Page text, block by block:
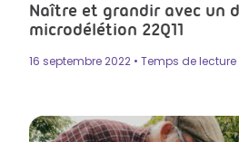
Naître et grandir avec un
microdélétion 22Q11
16 septembre 2022 • Temps de